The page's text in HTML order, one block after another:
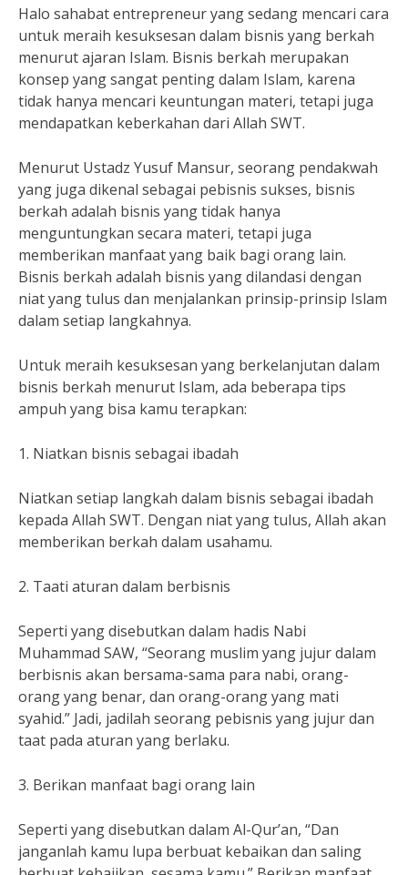
Halo sahabat entrepreneur yang sedang mencari cara
untuk meraih kesuksesan dalam bisnis yang berkah
menurut ajaran Islam. Bisnis berkah merupakan
konsep yang sangat penting dalam Islam, karena
tidak hanya mencari keuntungan materi, tetapi juga
mendapatkan keberkahan dari Allah SWT.
Menurut Ustadz Yusuf Mansur, seorang pendakwah
yang juga dikenal sebagai pebisnis sukses, bisnis
berkah adalah bisnis yang tidak hanya
menguntungkan secara materi, tetapi juga
memberikan manfaat yang baik bagi orang lain.
Bisnis berkah adalah bisnis yang dilandasi dengan
niat yang tulus dan menjalankan prinsip-prinsip Islam
dalam setiap langkahnya.
Untuk meraih kesuksesan yang berkelanjutan dalam
bisnis berkah menurut Islam, ada beberapa tips
ampuh yang bisa kamu terapkan:
1. Niatkan bisnis sebagai ibadah
Niatkan setiap langkah dalam bisnis sebagai ibadah
kepada Allah SWT. Dengan niat yang tulus, Allah akan
memberikan berkah dalam usahamu.
2. Taati aturan dalam berbisnis
Seperti yang disebutkan dalam hadis Nabi
Muhammad SAW, “Seorang muslim yang jujur dalam
berbisnis akan bersama-sama para nabi, orang-
orang yang benar, dan orang-orang yang mati
syahid.” Jadi, jadilah seorang pebisnis yang jujur dan
taat pada aturan yang berlaku.
3. Berikan manfaat bagi orang lain
Seperti yang disebutkan dalam Al-Qur’an, “Dan
janganlah kamu lupa berbuat kebaikan dan saling